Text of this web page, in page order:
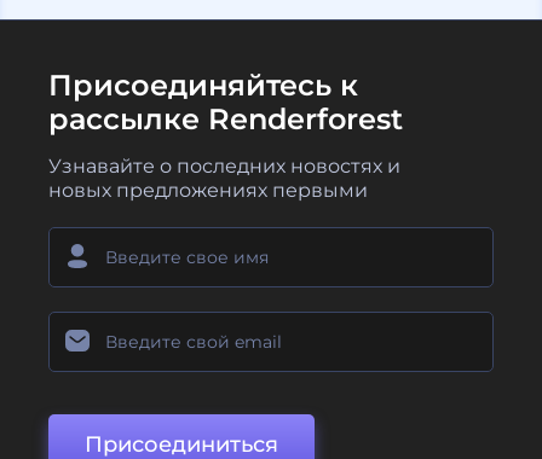
Присоединяйтесь к
рассылке Renderforest
Узнавайте о последних новостях и
новых предложениях первыми
Присоединиться